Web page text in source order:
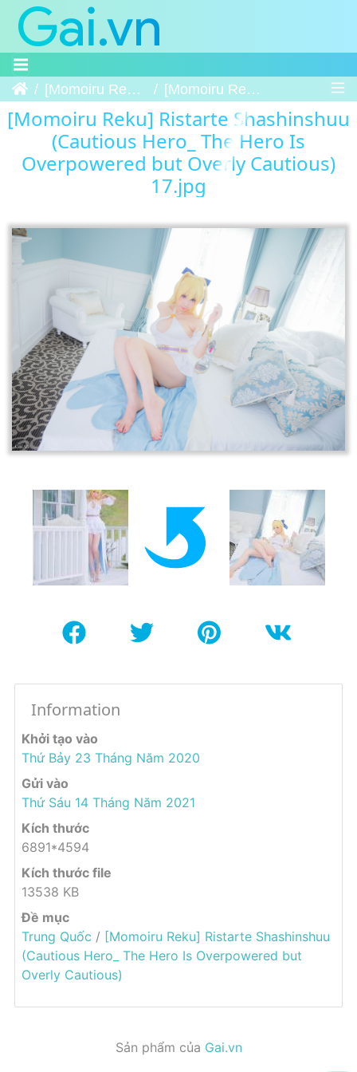
Trang chủ[Momoiru Reku] Ristarte Shashinshuu (Cautious Hero_ The Hero Is Overpowered but Overly Cautious) [Momoiru Reku] Ristarte Shashinshuu (Cautious Hero The Hero Is Overpowered but Overly Cautious) 17
[Momoiru Reku] Ristarte Shashinshuu
(Cautious Hero_ The Hero Is
Overpowered but Overly Cautious)
17.jpg
Information
Khởi tạo vào
Thứ Bảy 23 Tháng Năm 2020
Gửi vào
Thứ Sáu 14 Tháng Năm 2021
Kích thước
6891*4594
Kích thước file
13538 KB
Đề mục
Trung Quốc / [Momoiru Reku] Ristarte Shashinshuu
(Cautious Hero_ The Hero Is Overpowered but
Overly Cautious)
Sản phẩm của Gai.vn